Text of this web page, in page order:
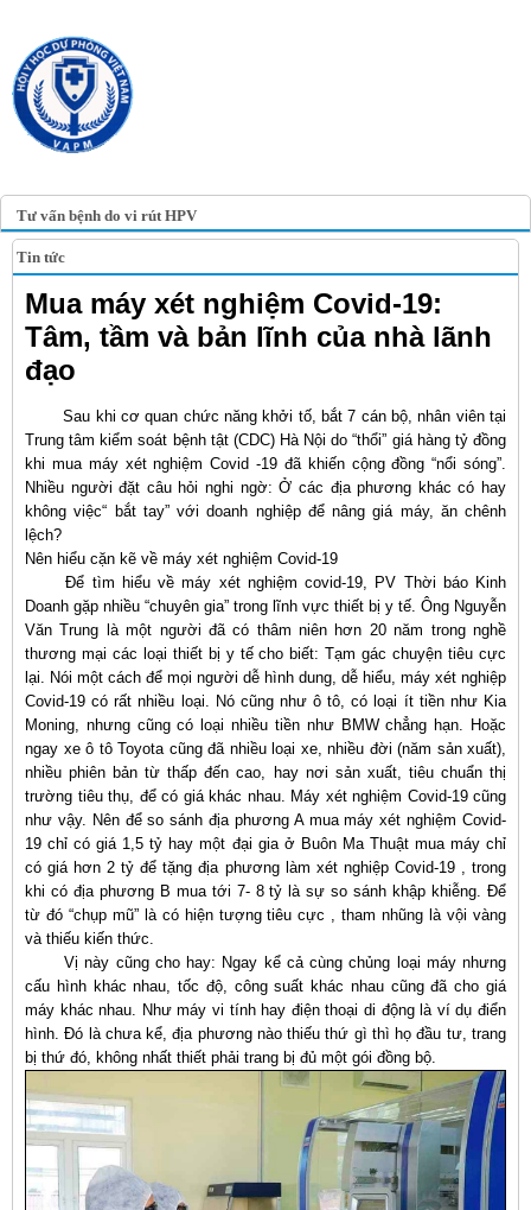
Tư vấn bệnh do vi rút HPV
Tin tức
Mua máy xét nghiệm Covid-19:
Tâm, tầm và bản lĩnh của nhà lãnh
đạo
Sau khi cơ quan chức năng khởi tố, bắt 7 cán bộ, nhân viên tại
Trung tâm kiểm soát bệnh tật (CDC) Hà Nội do “thổi” giá hàng tỷ đồng
khi mua máy xét nghiệm Covid -19 đã khiến cộng đồng “nổi sóng”.
Nhiều người đặt câu hỏi nghi ngờ: Ở các địa phương khác có hay
không việc“ bắt tay” với doanh nghiệp để nâng giá máy, ăn chênh
lệch?
Nên hiểu cặn kẽ về máy xét nghiệm Covid-19
Để tìm hiểu về máy xét nghiệm covid-19, PV Thời báo Kinh
Doanh gặp nhiều “chuyên gia” trong lĩnh vực thiết bị y tế. Ông Nguyễn
Văn Trung là một người đã có thâm niên hơn 20 năm trong nghề
thương mại các loại thiết bị y tế cho biết: Tạm gác chuyện tiêu cực
lại. Nói một cách để mọi người dễ hình dung, dễ hiểu, máy xét nghiệp
Covid-19 có rất nhiều loại. Nó cũng như ô tô, có loại ít tiền như Kia
Moning, nhưng cũng có loại nhiều tiền như BMW chẳng hạn. Hoặc
ngay xe ô tô Toyota cũng đã nhiều loại xe, nhiều đời (năm sản xuất),
nhiều phiên bản từ thấp đến cao, hay nơi sản xuất, tiêu chuẩn thị
trường tiêu thụ, để có giá khác nhau. Máy xét nghiệm Covid-19 cũng
như vậy. Nên để so sánh địa phương A mua máy xét nghiệm Covid-
19 chỉ có giá 1,5 tỷ hay một đại gia ở Buôn Ma Thuật mua máy chỉ
có giá hơn 2 tỷ để tặng địa phương làm xét nghiệp Covid-19 , trong
khi có địa phương B mua tới 7- 8 tỷ là sự so sánh khập khiễng. Để
từ đó “chụp mũ” là có hiện tượng tiêu cực , tham nhũng là vội vàng
và thiếu kiến thức.
Vị này cũng cho hay: Ngay kể cả cùng chủng loại máy nhưng
cấu hình khác nhau, tốc độ, công suất khác nhau cũng đã cho giá
máy khác nhau. Như máy vi tính hay điện thoại di động là ví dụ điển
hình. Đó là chưa kể, địa phương nào thiếu thứ gì thì họ đầu tư, trang
bị thứ đó, không nhất thiết phải trang bị đủ một gói đồng bộ.